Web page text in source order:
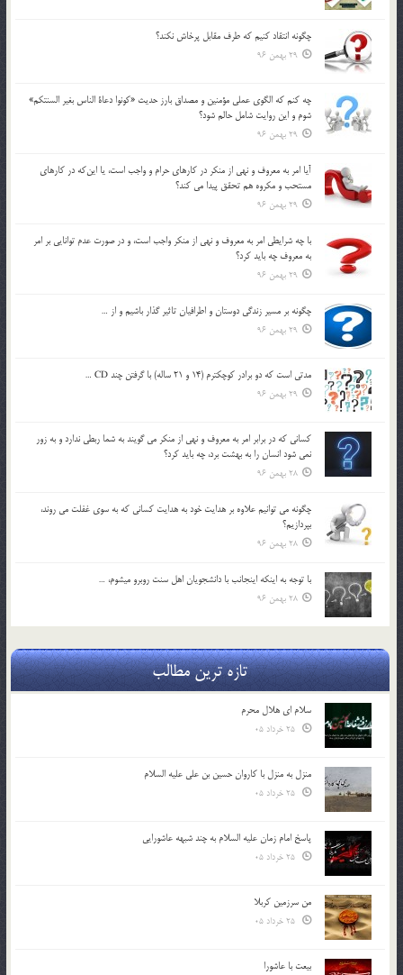
چگونه انتقاد كنيم كه طرف مقابل پرخاش نكند؟
29 بهمن 96
چه كنم كه الگوي عملي مؤمنين و مصداق بارز حديث «كونوا دعاة الناس بغير السنتكم»
شوم و اين روايت شامل حالم شود؟
29 بهمن 96
آيا امر به معروف و نهي از منكر در كارهاي حرام و واجب است، يا اين‌كه در كارهاي
مستحب و مكروه هم تحقق پيدا مي كند؟
29 بهمن 96
با چه شرايطي امر به معروف و نهي از منکر واجب است، و در صورت عدم توانايي بر امر
به معروف چه بايد کرد؟
29 بهمن 96
چگونه بر مسير زندگي دوستان و اطرافيان تاثير گذار باشيم و از …
29 بهمن 96
مدتي است كه دو برادر كوچكترم (14 و 21 ساله) با گرفتن چند CD …
29 بهمن 96
كساني كه در برابر امر به معروف و نهي از منكر مي گويند به شما ربطي ندارد و به زور
نمي شود انسان را به بهشت برد، چه بايد كرد؟
28 بهمن 96
چگونه مي توانيم علاوه بر هدايت خود به هدايت كساني كه به سوي غفلت مي روند،
بپردازيم؟
28 بهمن 96
با توجه به اينكه اينجانب با دانشجويان اهل سنت روبرو مي‎شوم، …
28 بهمن 96
تازه ترین مطالب
سلام ای هلال محرم
منزل به منزل با کاروان حسین بن علی علیه السلام
پاسخ امام زمان علیه السلام به چند شبهه عاشورایی
من سرزمین کربلا
بیعت با عاشورا